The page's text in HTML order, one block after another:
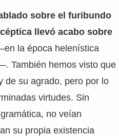
sobre el furibundo
llevó acabo sobre
la época helenística
También hemos visto que
de su agrado, pero por lo
virtudes. Sin
no veían
su propia existencia